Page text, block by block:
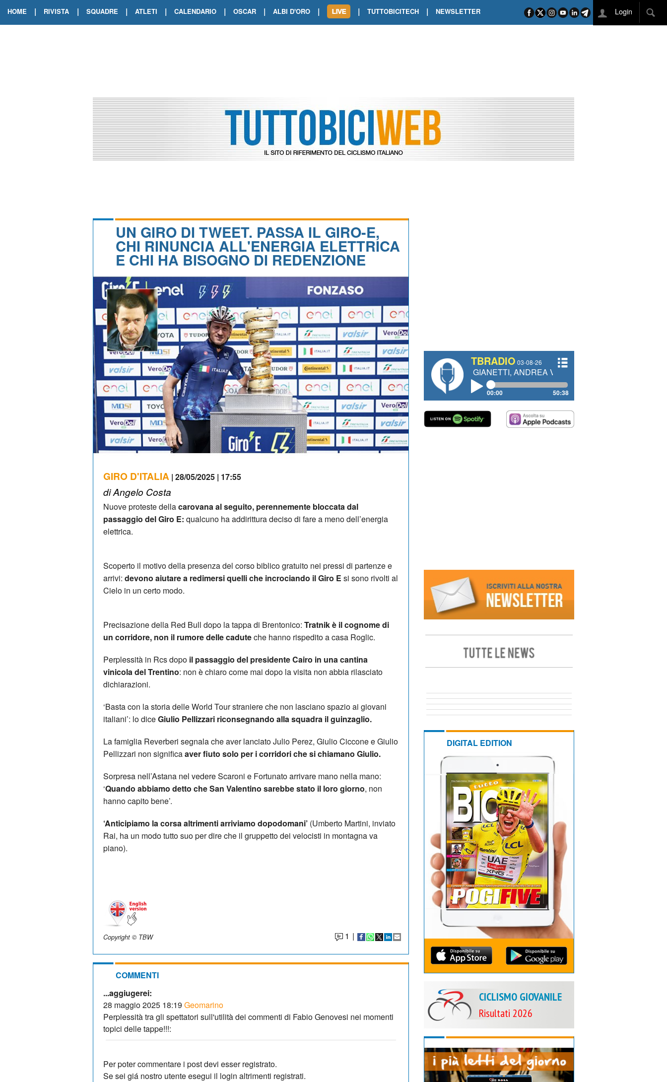
HOME | RIVISTA | SQUADRE | ATLETI | CALENDARIO | OSCAR | ALBI D'ORO |
TOUR DE FRANCE. ORCIERES-MERLETTE INCORONA CARAPAZ
TOUR DE FRANCE. A VOIRON TRIONFO DI PHILIPSEN SU SCHMID E KOOIJ
| TUTTOBICITECH | NEWSLETTER Login
UN GIRO DI TWEET. PASSA IL GIRO-E,
CHI RINUNCIA ALL'ENERGIA ELETTRICA
E CHI HA BISOGNO DI REDENZIONE
GIRO D'ITALIA | 28/05/2025 | 17:55
di Angelo Costa
Nuove proteste dellacarovana al seguito, perennemente bloccata dal
passaggio del Giro E: qualcuno ha addirittura deciso di fare a meno dell’energia
elettrica.
Scoperto il motivo della presenza del corso biblico gratuito nei pressi di partenze e
arrivi: devono aiutare a redimersi quelli che incrociando il Giro E si sono rivolti al
Cielo in un certo modo.
Precisazione della Red Bull dopo la tappa di Brentonico: Tratnik è il cognome di
un corridore, non il rumore delle caduteche hanno rispedito a casa Roglic.
Perplessità in Rcs dopo il passaggio del presidente Cairo in una cantina
vinicola del Trentino: non è chiaro come mai dopo la visita non abbia rilasciato
dichiarazioni.
‘Basta con la storia delle World Tour straniere che non lasciano spazio ai giovani
italiani’: lo diceGiulio Pellizzari riconsegnando alla squadra il guinzaglio.
La famiglia Reverberi segnala che aver lanciato Julio Perez, Giulio Ciccone e Giulio
Pellizzari non significaaver fiuto solo per i corridori che si chiamano Giulio.
Sorpresa nell’Astana nel vedere Scaroni e Fortunato arrivare mano nella mano:
‘Quando abbiamo detto che San Valentino sarebbe stato il loro giorno, non
hanno capito bene’.
‘Anticipiamo la corsa altrimenti arriviamo dopodomani’ (Umberto Martini, inviato
Rai, ha un modo tutto suo per dire che il gruppetto dei velocisti in montagna va
piano).
Copyright © TBW 1 |
COMMENTI
...aggiugerei:
28 maggio 2025 18:19 Geomarino
Perplessità tra gli spettatori sull'utilità dei commenti di Fabio Genovesi nei momenti
topici delle tappe!!!:
Per poter commentare i post devi esser registrato.
Se sei giá nostro utente esegui il login altrimenti registrati.
TBRADIO 03-08-26
#334 CHARLY WEGELIUS, MAURO GIANETTI, ANDREA VENDRAME, FILIPPO FIORELLI
00:00 50:38
DIGITAL EDITION
CICLISMO GIOVANILE
Risultati 2026